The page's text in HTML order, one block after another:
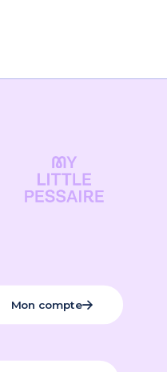
Mon compte